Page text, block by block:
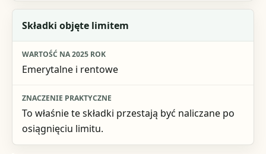
Składki objęte limitem
Emerytalne i rentowe
To właśnie te składki przestają być naliczane po
osiągnięciu limitu.